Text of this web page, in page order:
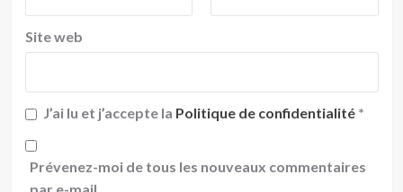
Site web
J’ai lu et j’accepte la Politique de confidentialité *
Prévenez-moi de tous les nouveaux commentaires